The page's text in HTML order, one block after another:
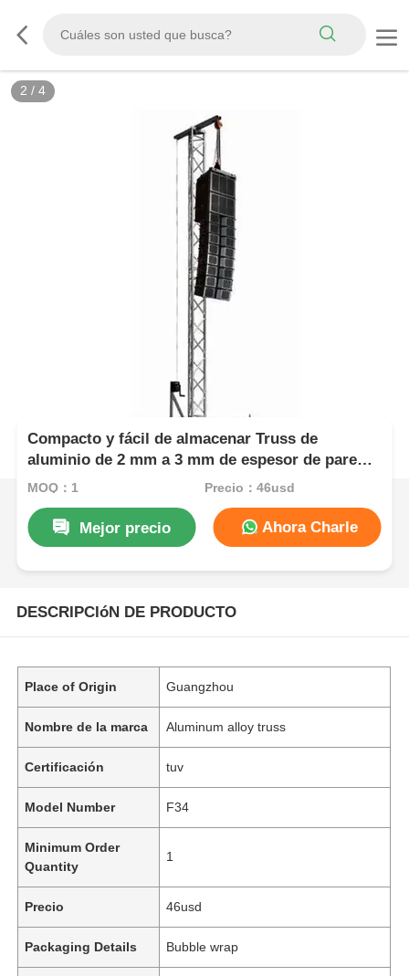
2 / 4
Compacto y fácil de almacenar Truss de
aluminio de 2 mm a 3 mm de espesor de pared
fácil de instalar No se requieren herramientas
MOQ：1 Precio：46usd
Mejor precio Ahora Charle
DESCRIPCIóN DE PRODUCTO
Place of Origin Guangzhou
Nombre de la marca Aluminum alloy truss
Certificación tuv
Model Number F34
Minimum Order
Quantity
1
Precio 46usd
Packaging Details Bubble wrap